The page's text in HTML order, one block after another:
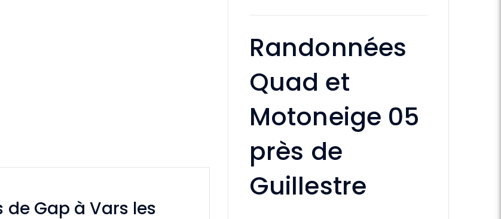
Gap à Vars les
Randonnées
Quad et
Motoneige 05
près de
Guillestre